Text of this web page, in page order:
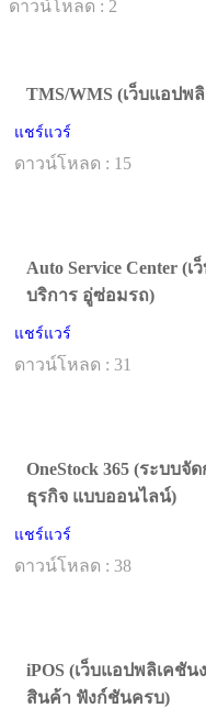
ดาวน์โหลด : 2
TMS/WMS (เว็บแอป
แชร์แวร์
ดาวน์โหลด : 15
Auto Service Center
บริการ อู่ซ่อมรถ)
แชร์แวร์
ดาวน์โหลด : 31
OneStock 365 (ระบบ
ธุรกิจ แบบออนไลน์)
แชร์แวร์
ดาวน์โหลด : 38
iPOS (เว็บแอปพลิเคชั
สินค้า ฟังก์ชันครบ)